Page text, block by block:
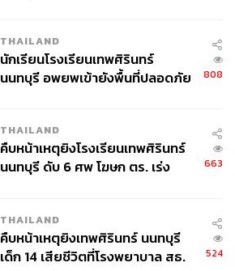
THAILAND
นักเรียนโรงเรียนเทพศิรินทร์
นนทบุรี อพยพเข้ายังพื้นที่ปลอดภัย
808
THAILAND
คืบหน้าเหตุยิงโรงเรียนเทพศิรินทร์
นนทบุรี ดับ 6 ศพ โฆษก ตร. เร่ง
663
THAILAND
คืบหน้าเหตุยิงเทพศิรินทร์ นนทบุรี
เด็ก 14 เสียชีวิตที่โรงพยาบาล สธ.
524